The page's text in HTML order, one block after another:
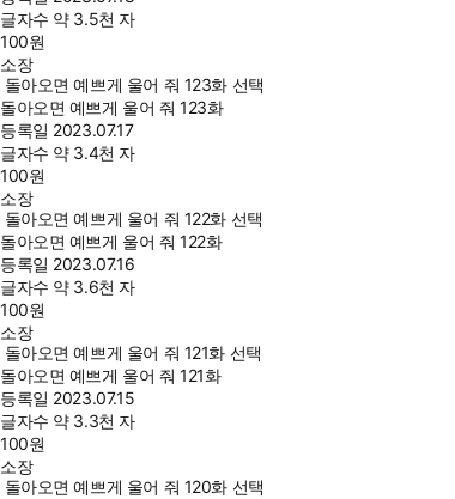
글자수 약 3.5천 자
100원
소장
돌아오면 예쁘게 울어 줘 123화 선택
돌아오면 예쁘게 울어 줘 123화
등록일 2023.07.17
글자수 약 3.4천 자
100원
소장
돌아오면 예쁘게 울어 줘 122화 선택
돌아오면 예쁘게 울어 줘 122화
등록일 2023.07.16
글자수 약 3.6천 자
100원
소장
돌아오면 예쁘게 울어 줘 121화 선택
돌아오면 예쁘게 울어 줘 121화
등록일 2023.07.15
글자수 약 3.3천 자
100원
소장
돌아오면 예쁘게 울어 줘 120화 선택